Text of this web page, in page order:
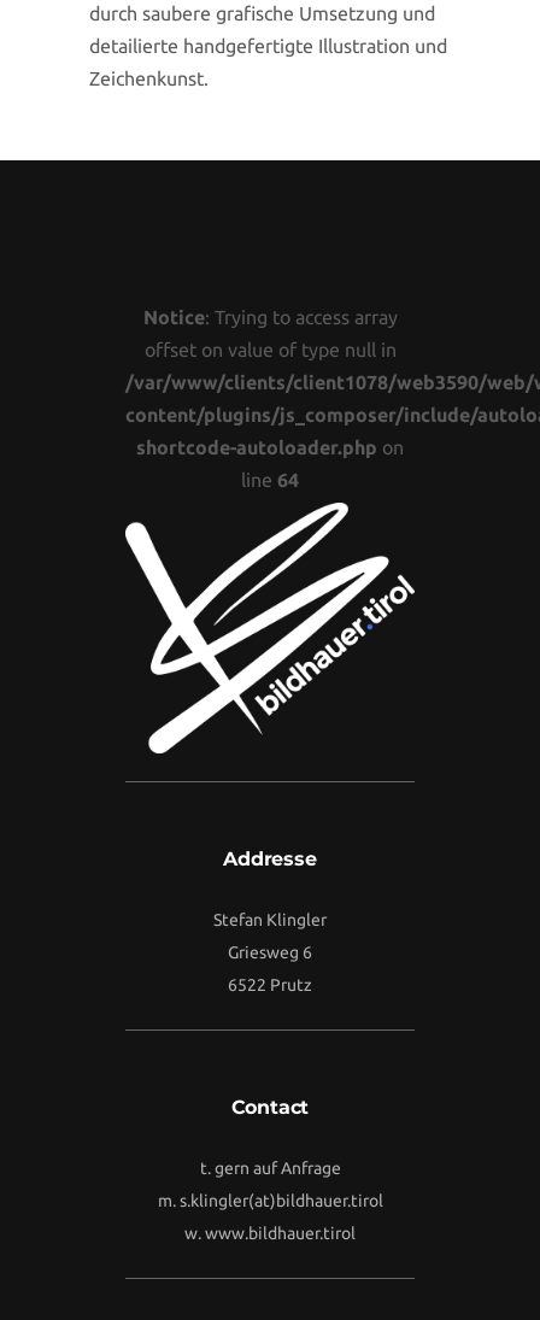
durch saubere grafische Umsetzung und
detailierte handgefertigte Illustration und
Zeichenkunst.
Notice: Trying to access array
offset on value of type null in
/var/www/clients/client1078/web3590/web/
content/plugins/js_composer/include/
shortcode-autoloader.php on
line 64
Addresse
Stefan Klingler
Griesweg 6
6522 Prutz
Contact
t. gern auf Anfrage
m.s.klingler(at)bildhauer.tirol
w.www.bildhauer.tirol